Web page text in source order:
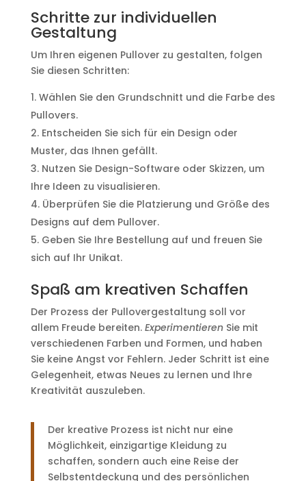
Schritte zur individuellen
Gestaltung
Um Ihren eigenen Pullover zu gestalten, folgen
Sie diesen Schritten:
Wählen Sie den Grundschnitt und die Farbe des
Pullovers.
Entscheiden Sie sich für ein Design oder
Muster, das Ihnen gefällt.
Nutzen Sie Design-Software oder Skizzen, um
Ihre Ideen zu visualisieren.
Überprüfen Sie die Platzierung und Größe des
Designs auf dem Pullover.
Geben Sie Ihre Bestellung auf und freuen Sie
sich auf Ihr Unikat.
Spaß am kreativen Schaffen
Der Prozess der Pullovergestaltung soll vor
allem Freude bereiten. ExperimentierenSie mit
verschiedenen Farben und Formen, und haben
Sie keine Angst vor Fehlern. Jeder Schritt ist eine
Gelegenheit, etwas Neues zu lernen und Ihre
Kreativität auszuleben.
Der kreative Prozess ist nicht nur eine
Möglichkeit, einzigartige Kleidung zu
schaffen, sondern auch eine Reise der
Selbstentdeckung und des persönlichen